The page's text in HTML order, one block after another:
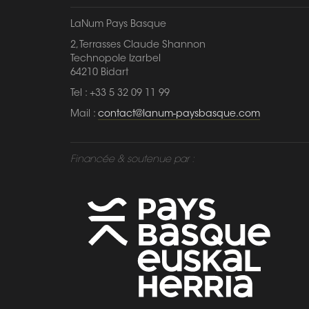
LaNum Pays Basque
2, Terrasses Claude Shannon
Technopole Izarbel
64210 Bidart
Tel : +33 5 32 09 11 99
Mail : contact@lanum-paysbasque.com
Financée & soutenue par :